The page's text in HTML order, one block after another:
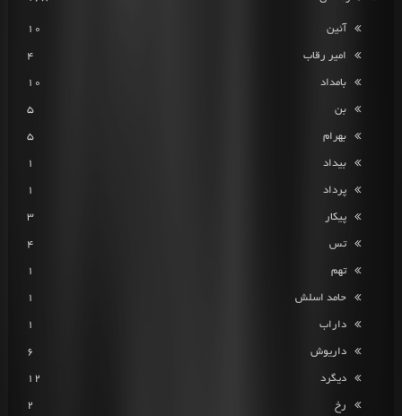
آئین 10
امیر رقاب 4
بامداد 10
بن 5
بهرام 5
بیداد 1
پرداد 1
پیکار 3
تس 4
تهم 1
حامد اسلش 1
داراب 1
داریوش 6
دیگرد 12
رخ 2